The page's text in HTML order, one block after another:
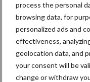
process the personal
browsing data, for
personalized ads and
effectiveness,
geolocation data, and
your consent will be
change or withdraw